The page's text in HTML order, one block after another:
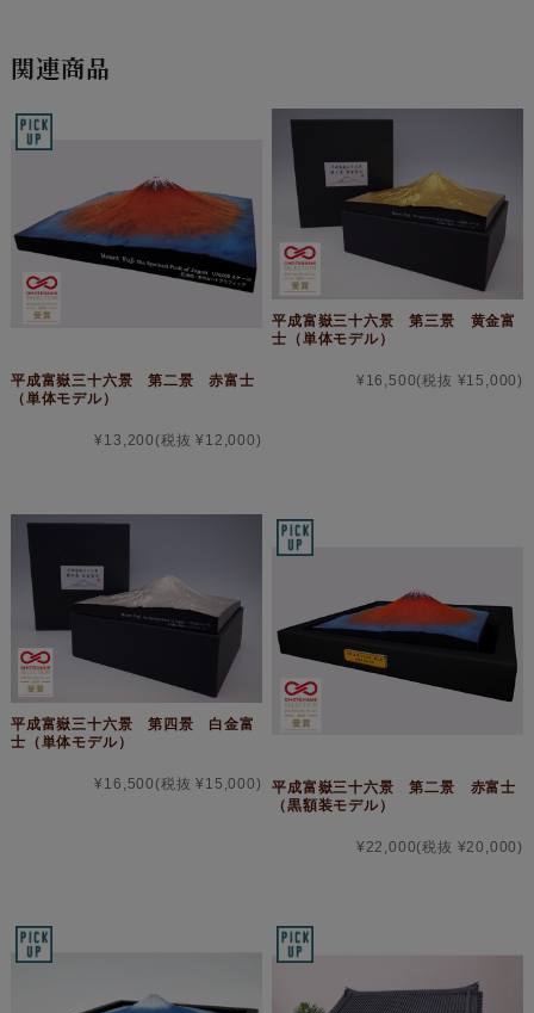
関連商品
平成富嶽三十六景 第二景 赤富士
（単体モデル）
¥13,200 (税抜 ¥12,000)
平成富嶽三十六景 第三景 黄金富
士（単体モデル）
¥16,500(税抜 ¥15,000)
平成富嶽三十六景 第四景 白金富
士（単体モデル）
¥16,500 (税抜 ¥15,000)
平成富嶽三十六景 第二景 赤富士
（黒額装モデル）
¥22,000(税抜 ¥20,000)